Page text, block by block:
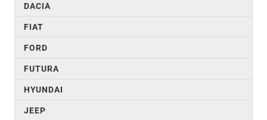
DACIA
FIAT
FORD
FUTURA
HYUNDAI
JEEP